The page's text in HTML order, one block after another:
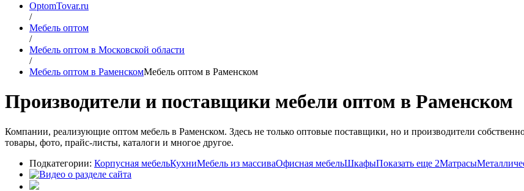
OptomTovar.ru
/
Мебель оптом
/
Мебель оптом в Московской области
/
Мебель оптом в РаменскомМебель оптом в Раменском
Производители и поставщики мебели оптом в Раменском
Компании, реализующие оптом мебель в Раменском. Здесь не только оптовые поставщики, но и производители
товары, фото, прайс-листы, каталоги и многое другое.
Подкатегории: Корпусная мебельКухниМебель из массиваОфисная мебельШкафыПоказать еще 2Матрасы